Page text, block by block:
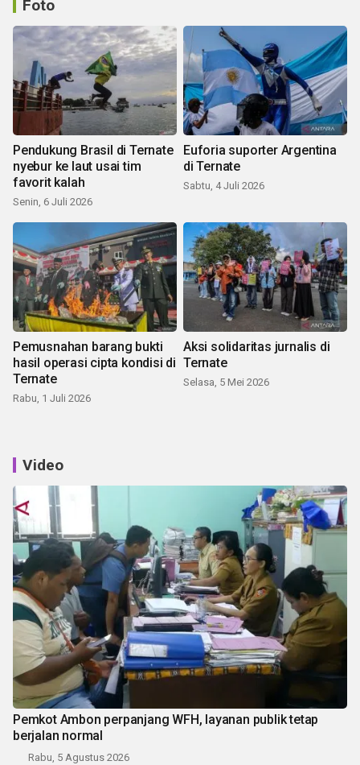
Foto
Pendukung Brasil di Ternate
nyebur ke laut usai tim
favorit kalah
Senin, 6 Juli 2026
Euforia suporter Argentina
di Ternate
Sabtu, 4 Juli 2026
Pemusnahan barang bukti
hasil operasi cipta kondisi di
Ternate
Rabu, 1 Juli 2026
Aksi solidaritas jurnalis di
Ternate
Selasa, 5 Mei 2026
Video
Pemkot Ambon perpanjang WFH, layanan publik tetap
berjalan normal
Rabu, 5 Agustus 2026